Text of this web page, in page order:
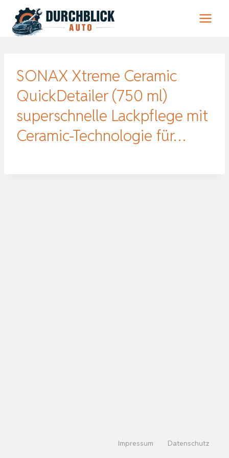
Inhalt
springen
SONAX Xtreme Ceramic
QuickDetailer (750 ml)
superschnelle Lackpflege mit
Ceramic-Technologie für…
Impressum Datenschutz